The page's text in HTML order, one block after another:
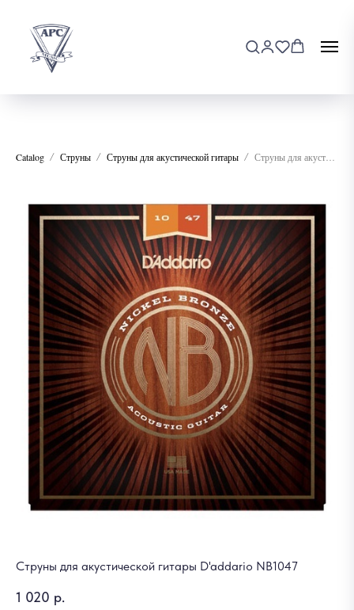
Catalog Струны Струны для акустической гитары
Струны для акустической гитары D'addario NB1047
1 020 р.